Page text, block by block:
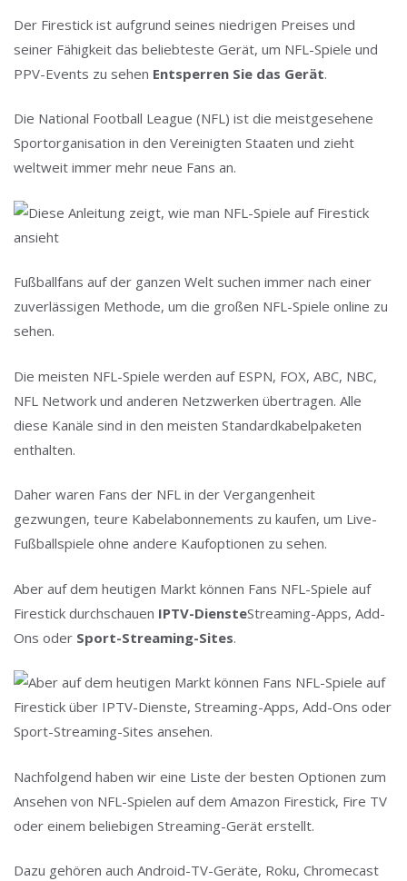
Der Firestick ist aufgrund seines niedrigen Preises und
seiner Fähigkeit das beliebteste Gerät, um NFL-Spiele und
PPV-Events zu sehen Entsperren Sie das Gerät.
Die National Football League (NFL) ist die meistgesehene
Sportorganisation in den Vereinigten Staaten und zieht
weltweit immer mehr neue Fans an.
Fußballfans auf der ganzen Welt suchen immer nach einer
zuverlässigen Methode, um die großen NFL-Spiele online zu
sehen.
Die meisten NFL-Spiele werden auf ESPN, FOX, ABC, NBC,
NFL Network und anderen Netzwerken übertragen. Alle
diese Kanäle sind in den meisten Standardkabelpaketen
enthalten.
Daher waren Fans der NFL in der Vergangenheit
gezwungen, teure Kabelabonnements zu kaufen, um Live-
Fußballspiele ohne andere Kaufoptionen zu sehen.
Aber auf dem heutigen Markt können Fans NFL-Spiele auf
Firestick durchschauen IPTV-DiensteStreaming-Apps, Add-
Ons oder Sport-Streaming-Sites.
Nachfolgend haben wir eine Liste der besten Optionen zum
Ansehen von NFL-Spielen auf dem Amazon Firestick, Fire TV
oder einem beliebigen Streaming-Gerät erstellt.
Dazu gehören auch Android-TV-Geräte, Roku, Chromecast